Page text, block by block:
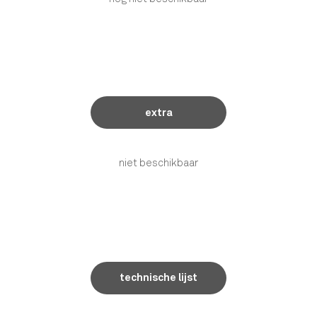
extra
niet beschikbaar
technische lijst